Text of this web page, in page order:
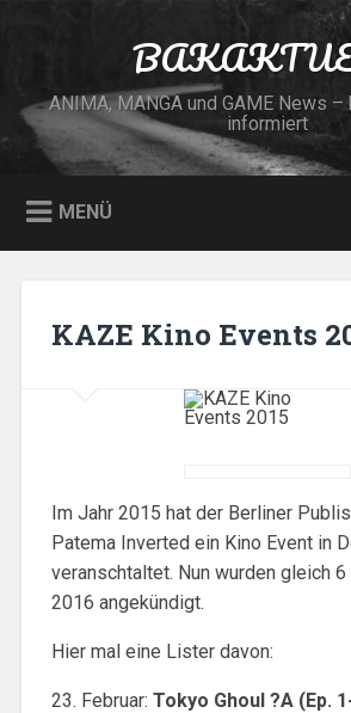
ANIMA, MANGA und GAME News –
informiert
MENÜ
KAZE Kino Events
Im Jahr 2015 hat der Berliner
Patema Inverted ein Kino Event in
veranschtaltet. Nun wurden gleich
2016 angekündigt.
Hier mal eine Lister davon:
23. Februar: Tokyo Ghoul ?A (Ep.